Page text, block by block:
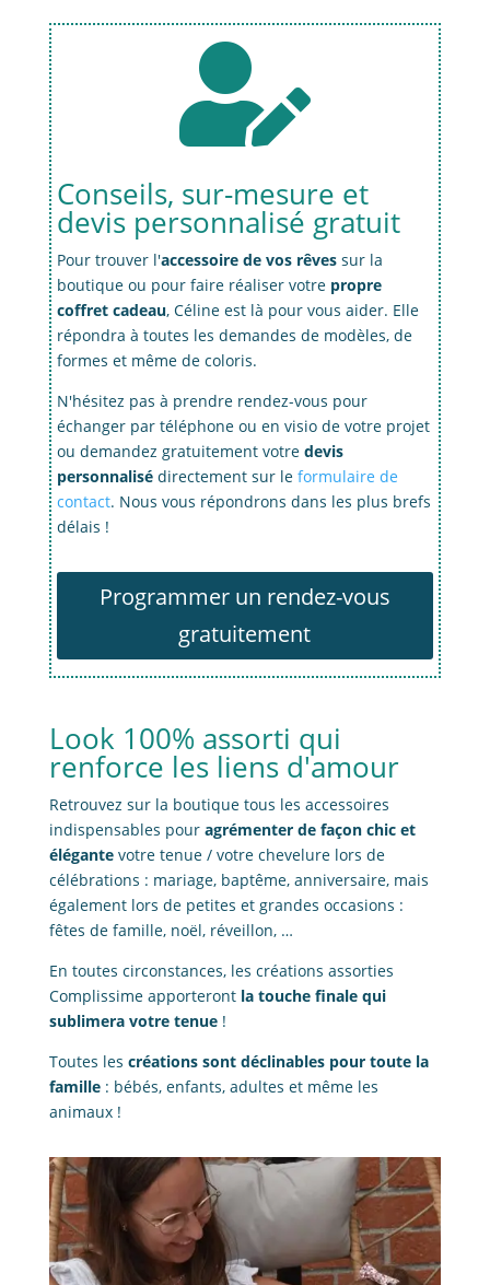

Conseils, sur-mesure et
devis personnalisé gratuit
Pour trouver l'accessoire de vos rêvessur la
boutique ou pour faire réaliser votre propre
coffret cadeau, Céline est là pour vous aider. Elle
répondra à toutes les demandes de modèles, de
formes et même de coloris.
N'hésitez pas à prendre rendez-vous pour
échanger par téléphone ou en visio de votre projet
ou demandez gratuitement votre devis
personnalisédirectement sur le formulaire de
contact. Nous vous répondrons dans les plus brefs
délais !
Programmer un rendez-vous
gratuitement
Look 100% assorti qui
renforce les liens d'amour
Retrouvez sur la boutique tous les accessoires
indispensables pouragrémenter de façon chic et
élégantevotre tenue / votre chevelure lors de
célébrations : mariage, baptême, anniversaire, mais
également lors de petites et grandes occasions :
fêtes de famille, noël, réveillon, …
En toutes circonstances, les créations assorties
Complissime apporteront la touche finale qui
sublimera votre tenue !
Toutes les créations sont déclinables pour toute la
famille: bébés, enfants, adultes et même les
animaux !